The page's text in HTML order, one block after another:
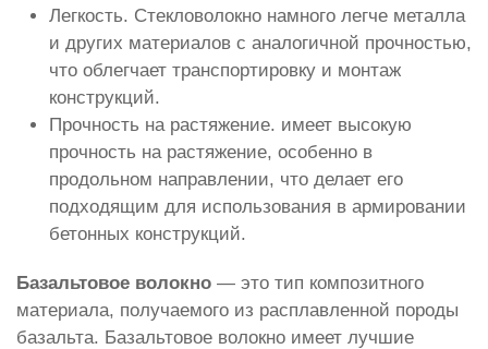
Легкость. Стекловолокно намного легче металла
и других материалов с аналогичной прочностью,
что облегчает транспортировку и монтаж
конструкций.
Прочность на растяжение. имеет высокую
прочность на растяжение, особенно в
продольном направлении, что делает его
подходящим для использования в армировании
бетонных конструкций.
Базальтовое волокно — это тип композитного
материала, получаемого из расплавленной породы
базальта. Базальтовое волокно имеет лучшие